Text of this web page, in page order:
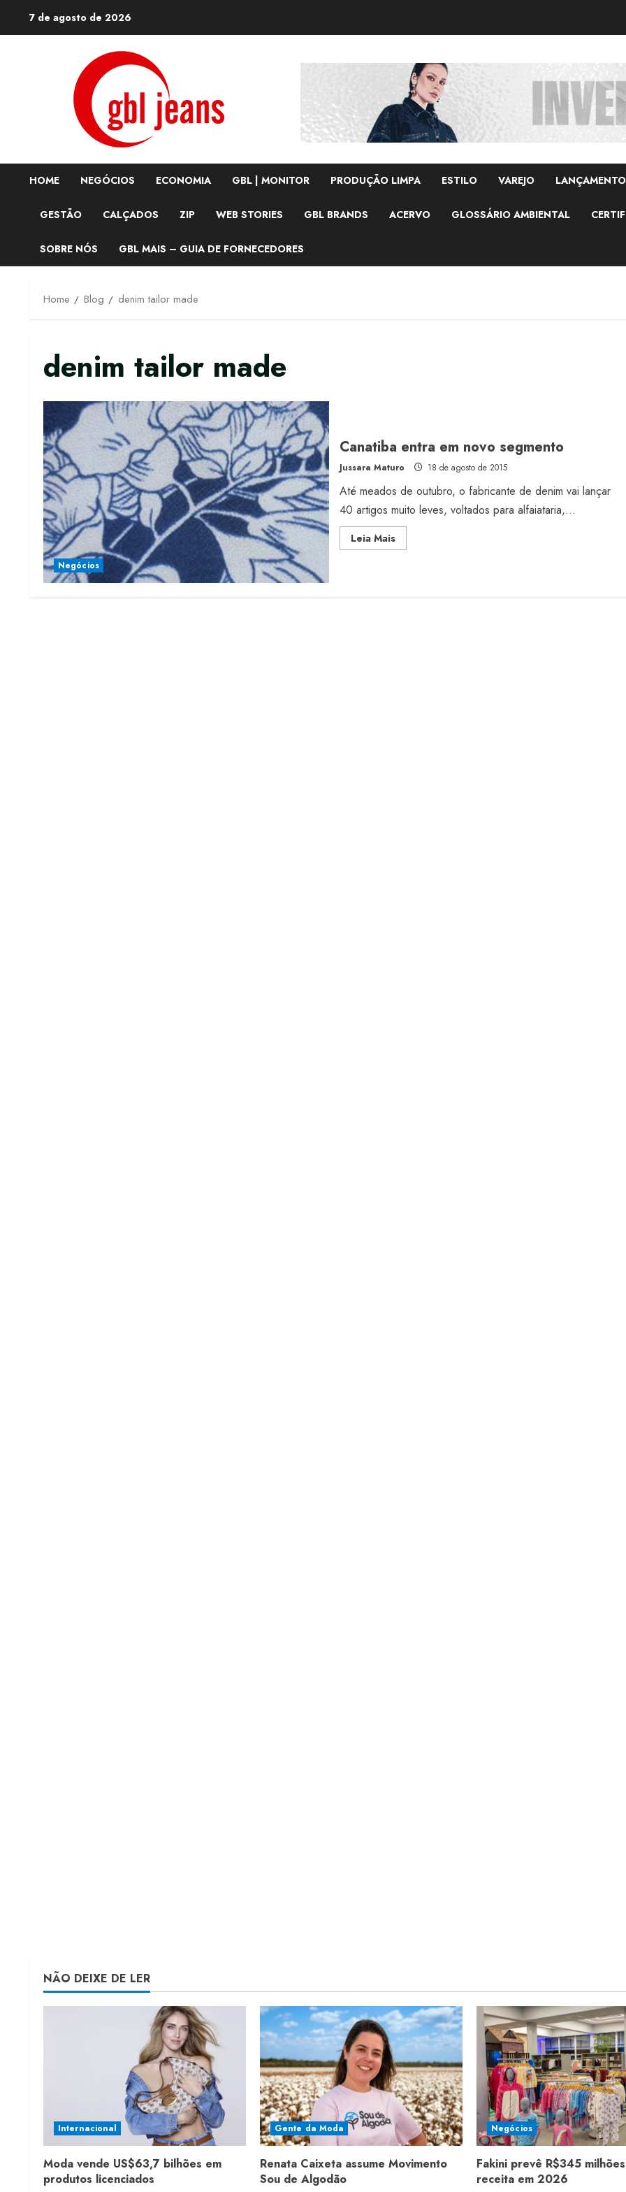
7 de agosto de 2026
HOME NEGÓCIOS ECONOMIA GBL | MONITOR PRODUÇÃO LIMPA ESTILO VAREJO
GESTÃO CALÇADOS ZIP WEB STORIES GBL BRANDS ACERVO GLOSSÁRIO AMBIENTAL
SOBRE NÓS GBL MAIS – GUIA DE FORNECEDORES
Home Blog denim tailor made
denim tailor made
Negócios
Canatiba entra em novo segmento
Jussara Maturo 18 de agosto de 2015
Até meados de outubro, o fabricante de denim vai lançar
40 artigos muito leves, voltados para alfaiataria,...
Leia MaisRead
more
NÃO DEIXE DE LER
Internacional
Moda vende US$63,7 bilhões em
produtos licenciados
Gente da Moda
Renata Caixeta assume Movimento
Sou de Algodão
Negócios
Fakini prevê R$345
receita em 2026